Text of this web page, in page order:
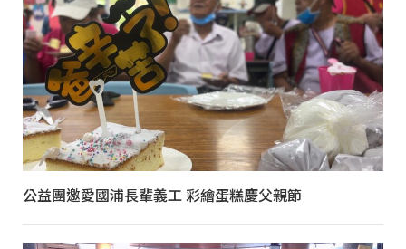
公益團邀愛國浦長輩義工 彩繪蛋糕慶父親節